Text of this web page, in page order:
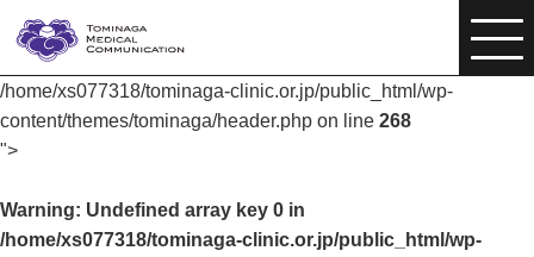
/home/xs077318/tominaga-clinic.or.jp/public_html/wp-
content/themes/tominaga/header.php on line 268
">
Warning: Undefined array key 0 in
/home/xs077318/tominaga-clinic.or.jp/public_html/wp-